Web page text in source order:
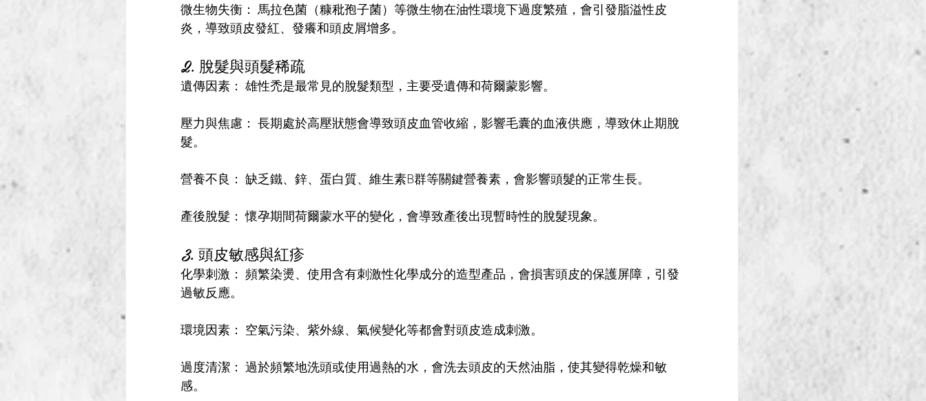
微生物失衡： 馬拉色菌（糠秕孢子菌）等微生物在油性環境下過度繁殖，會引發脂溢性皮
炎，導致頭皮發紅、發癢和頭皮屑增多。
2. 脫髮與頭髮稀疏
遺傳因素： 雄性禿是最常見的脫髮類型，主要受遺傳和荷爾蒙影響。
壓力與焦慮： 長期處於高壓狀態會導致頭皮血管收縮，影響毛囊的血液供應，導致休止期脫
髮。
營養不良： 缺乏鐵、鋅、蛋白質、維生素B群等關鍵營養素，會影響頭髮的正常生長。
產後脫髮： 懷孕期間荷爾蒙水平的變化，會導致產後出現暫時性的脫髮現象。
3. 頭皮敏感與紅疹
化學刺激： 頻繁染燙、使用含有刺激性化學成分的造型產品，會損害頭皮的保護屏障，引發
過敏反應。
環境因素： 空氣污染、紫外線、氣候變化等都會對頭皮造成刺激。
過度清潔： 過於頻繁地洗頭或使用過熱的水，會洗去頭皮的天然油脂，使其變得乾燥和敏
感。